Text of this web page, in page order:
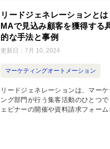
リードジェネレーションとは
MAで見込み顧客を獲得する
的な手法と事例
更新日：7月 10, 2024
マーケティングオートメーション
リードジェネレーションは、マーケ
ング部門が行う集客活動のひとつで
ェビナーの開催や資料請求フォーム